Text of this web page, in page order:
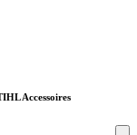
Accessoires